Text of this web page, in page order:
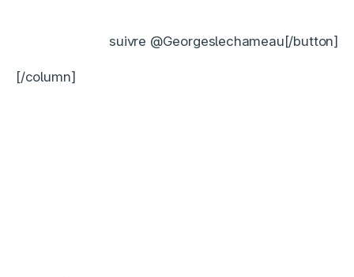
suivre @Georgeslechameau[/button]
[/column]